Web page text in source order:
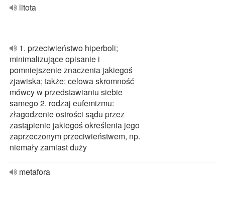
litota
1. przeciwieństwo hiperboli;
minimalizujące opisanie i
pomniejszenie znaczenia jakiegoś
zjawiska; także: celowa skromność
mówcy w przedstawianiu siebie
samego 2. rodzaj eufemizmu:
złagodzenie ostrości sądu przez
zastąpienie jakiegoś określenia jego
zaprzeczonym przeciwieństwem, np.
niemały zamiast duży
metafora